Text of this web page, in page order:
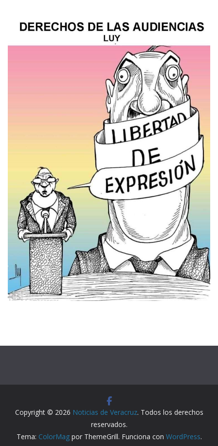
Copyright © 2026 Noticias de Veracruz. Todos los derechos
reservados.
Tema: ColorMagpor ThemeGrill. Funciona con WordPress.